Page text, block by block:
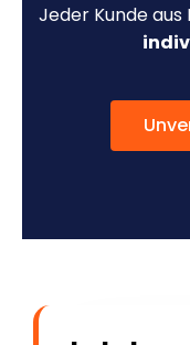
Jeder Kunde